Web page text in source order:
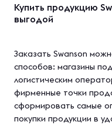
Купить продукцию
выгодой
Заказать Swanson
способов: магазины
логистическим
фирменные точки
сформировать самые
покупки продукции в